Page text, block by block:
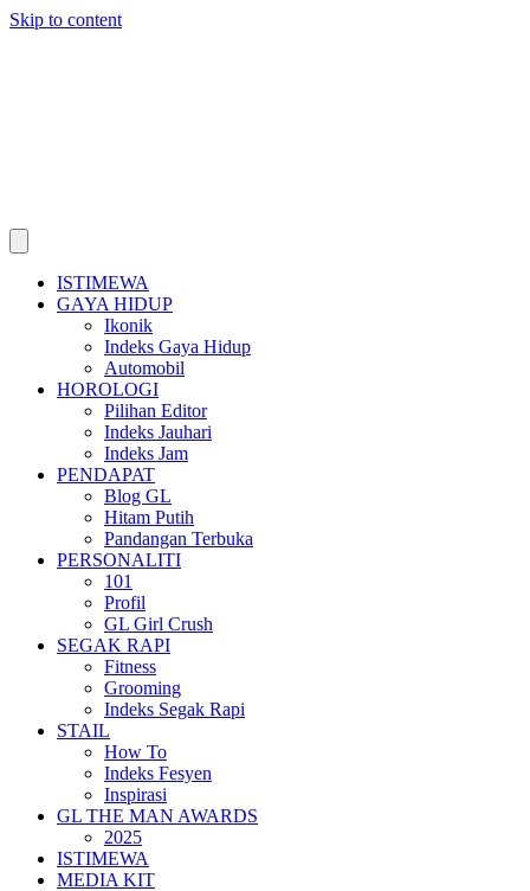
Skip to content
ISTIMEWA
GAYA HIDUP
Ikonik
Indeks Gaya Hidup
Automobil
HOROLOGI
Pilihan Editor
Indeks Jauhari
Indeks Jam
PENDAPAT
Blog GL
Hitam Putih
Pandangan Terbuka
PERSONALITI
101
Profil
GL Girl Crush
SEGAK RAPI
Fitness
Grooming
Indeks Segak Rapi
STAIL
How To
Indeks Fesyen
Inspirasi
GL THE MAN AWARDS
2025
ISTIMEWA
MEDIA KIT